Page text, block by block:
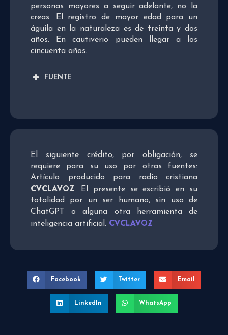
personas mayores a seguir adelante, no la
creas. El registro de mayor edad para un
águila en la naturaleza es de treinta y dos
años. En cautiverio pueden llegar a los
cincuenta años.
FUENTE
El siguiente crédito, por obligación, se
requiere para su uso por otras fuentes:
Artículo producido para radio cristiana
CVCLAVOZ. El presente se escribió en su
totalidad por un ser humano, sin uso de
ChatGPT o alguna otra herramienta de
inteligencia artificial. CVCLAVOZ
Facebook Twitter Email
LinkedIn WhatsApp